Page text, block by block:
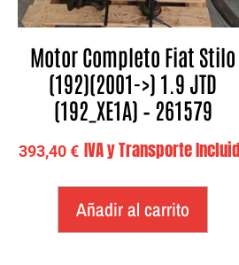
Motor Completo Fiat Stilo
(192)(2001->) 1.9 JTD
(192_XE1A) – 261579
393,40€ IVA y Transporte
Añadir al carrito